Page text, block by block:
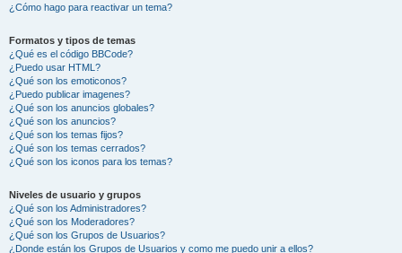
¿Cómo hago para reactivar un tema?
Formatos y tipos de temas
¿Qué es el código BBCode?
¿Puedo usar HTML?
¿Qué son los emoticonos?
¿Puedo publicar imagenes?
¿Qué son los anuncios globales?
¿Qué son los anuncios?
¿Qué son los temas fijos?
¿Qué son los temas cerrados?
¿Qué son los iconos para los temas?
Niveles de usuario y grupos
¿Qué son los Administradores?
¿Qué son los Moderadores?
¿Qué son los Grupos de Usuarios?
¿Donde están los Grupos de Usuarios y como me puedo unir a ellos?